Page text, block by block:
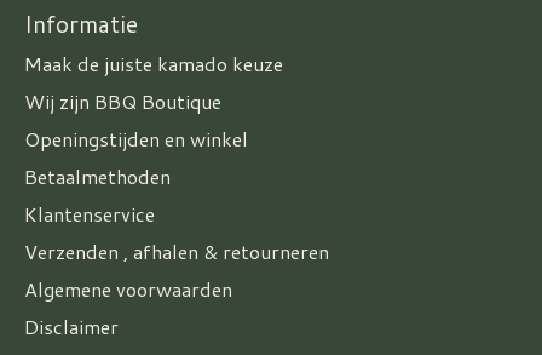
Informatie
Maak de juiste kamado keuze
Wij zijn BBQ Boutique
Openingstijden en winkel
Betaalmethoden
Klantenservice
Verzenden , afhalen & retourneren
Algemene voorwaarden
Disclaimer